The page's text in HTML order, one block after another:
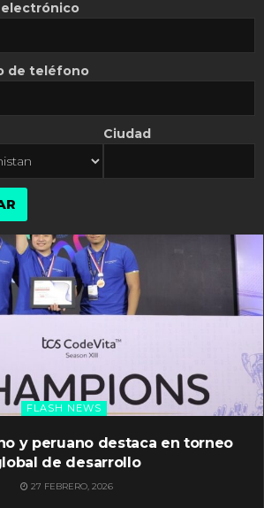
FLASH NEWS
de Mercado Libre por costos
10 MARZO, 2026
FLASH NEWS
y peruano destaca en torneo
de desarrollo
27 FEBRERO, 2026
electrónico
de teléfono
Ciudad